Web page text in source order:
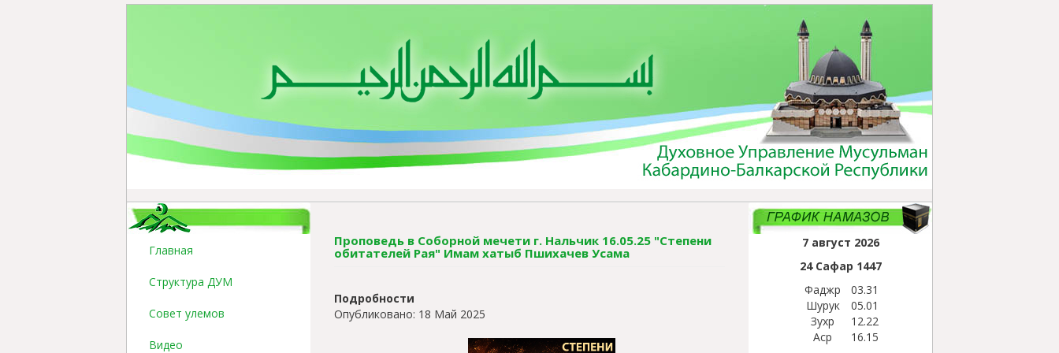
Главная
Структура ДУМ
Совет улемов
Видео
Проповедь в Соборной мечети г. Нальчик 16.05.25 "Степени
обитателей Рая" Имам хатыб Пшихачев Усама
Подробности
Опубликовано: 18 Май 2025
7 август 2026
24 Сафар 1447
Фаджр
03.31
Шурук
05.01
Зухр
12.22
Аср
16.15